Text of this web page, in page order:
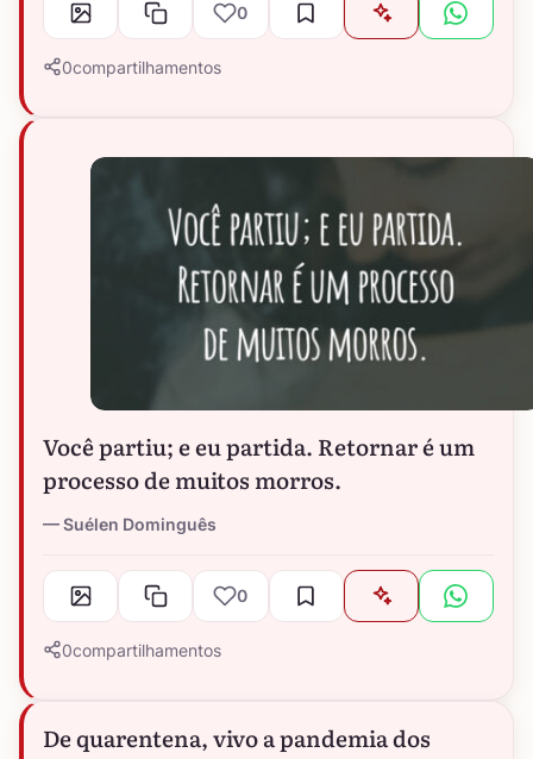
0
0compartilhamentos
Você partiu; e eu partida. Retornar é um
processo de muitos morros.
Suélen Dominguês
0
0compartilhamentos
De quarentena, vivo a pandemia dos